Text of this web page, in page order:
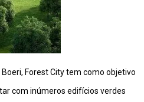
Forest City tem como objetivo
com inúmeros edifícios verdes